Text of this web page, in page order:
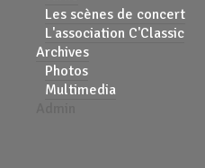
Les scènes de concert
L'association C'Classic
Archives
Photos
Multimedia